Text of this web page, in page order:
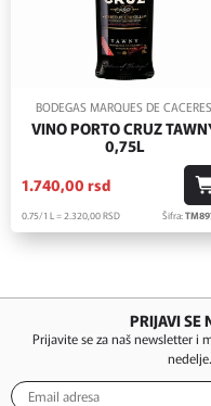
BODEGAS MARQUES DE CACERES
VINO PORTO CRUZ
0,75L
1.740,00 rsd
0.75/1 L = 2.320,00RSD Šifra:
PRIJAVI SE
Prijavite se za naš newsletter i